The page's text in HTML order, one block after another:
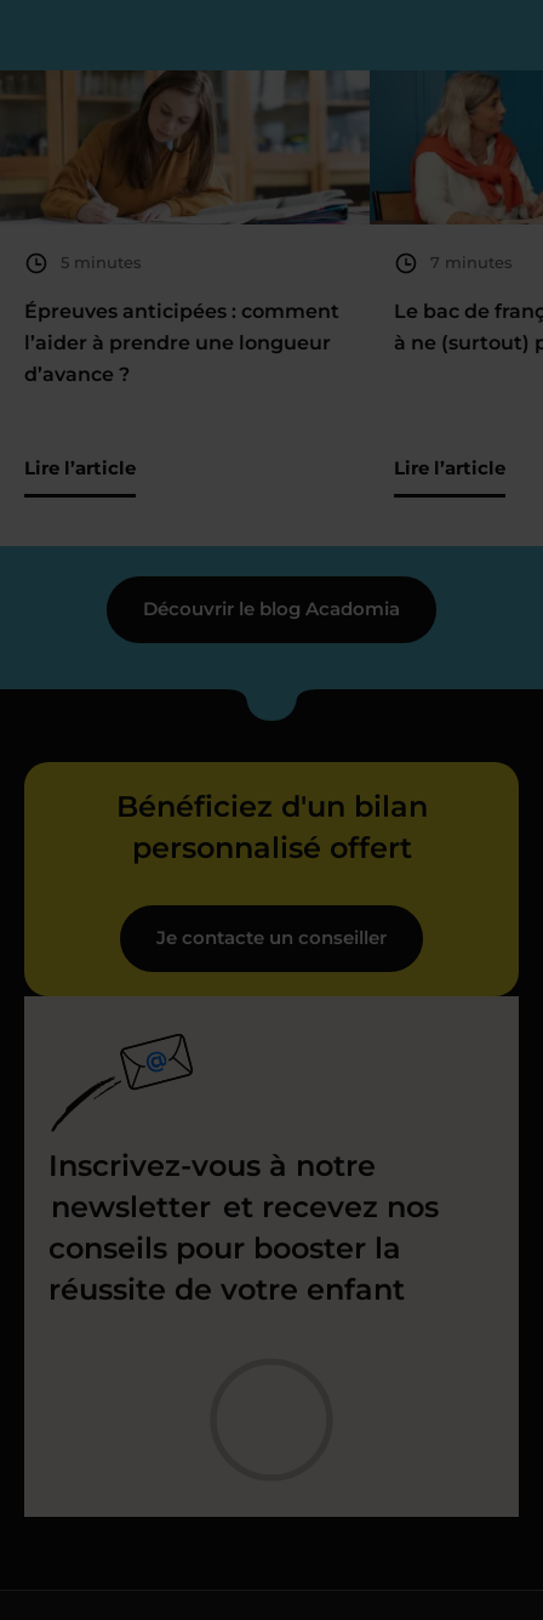
5 minutes
Épreuves anticipées : comment
l’aider à prendre une longueur
d’avance ?
Lire l’article
7 minutes
Le bac de
à ne (surtout)
Lire l’article
Découvrir le blog Acadomia
Bénéficiez d'un bilan
personnalisé offert
Je contacte un conseiller
Inscrivez-vous à notre
newsletter et recevez nos
conseils pour booster la
réussite de votre enfant